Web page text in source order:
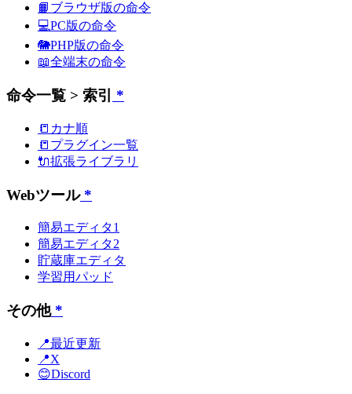
📙ブラウザ版の命令
💻PC版の命令
🐘PHP版の命令
📖全端末の命令
命令一覧 > 索引 *
📒カナ順
📒プラグイン一覧
🔌拡張ライブラリ
Webツール*
簡易エディタ1
簡易エディタ2
貯蔵庫エディタ
学習用パッド
その他*
📍最近更新
📍X
😊Discord